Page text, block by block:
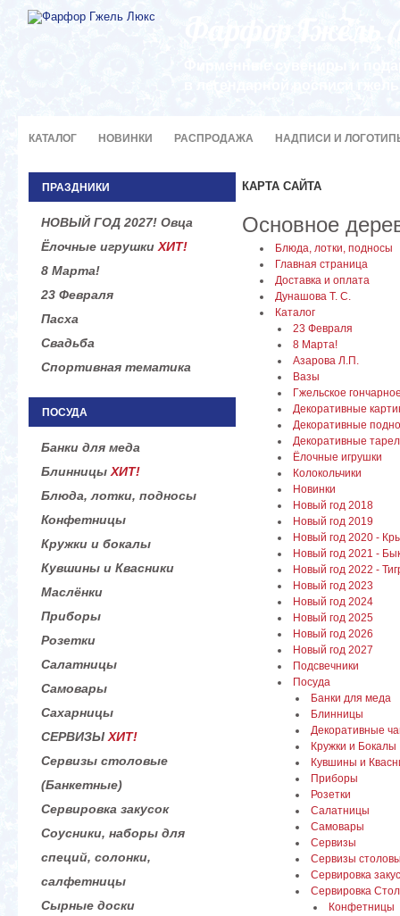
КАТАЛОГ НОВИНКИ РАСПРОДАЖА НАДПИСИ И
ПРАЗДНИКИ
НОВЫЙ ГОД 2027! Овца
Ёлочные игрушки ХИТ!
8 Марта!
23 Февраля
Пасха
Свадьба
Спортивная тематика
ПОСУДА
Банки для меда
Блинницы ХИТ!
Блюда, лотки, подносы
Конфетницы
Кружки и бокалы
Кувшины и Квасники
Маслёнки
Приборы
Розетки
Салатницы
Самовары
Сахарницы
СЕРВИЗЫ ХИТ!
Сервизы столовые
(Банкетные)
Сервировка закусок
Соусники, наборы для
специй, солонки,
салфетницы
Сырные доски
КАРТА САЙТА
Основное
Блюда, лотки, подносы
Главная страница
Доставка и оплата
Дунашова Т. С.
Каталог
23 Февраля
8 Марта!
Азарова Л.П.
Вазы
Гжельское
Декоративные
Декоративные
Декоративные
Ёлочные игрушки
Колокольчики
Новинки
Новый год 2018
Новый год 2019
Новый год 2020 -
Новый год 2021 -
Новый год 2022 -
Новый год 2023
Новый год 2024
Новый год 2025
Новый год 2026
Новый год 2027
Подсвечники
Посуда
Банки для меда
Блинницы
Декоративные
Кружки и Бокалы
Кувшины и
Приборы
Розетки
Салатницы
Самовары
Сервизы
Сервизы
Сервировка
Сервировка
Конфетницы